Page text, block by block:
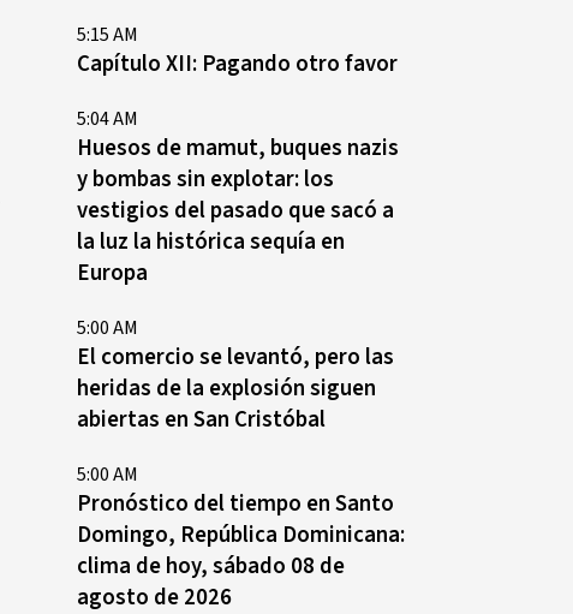
5:15 AM
Capítulo XII: Pagando otro favor
5:04 AM
Huesos de mamut, buques nazis
y bombas sin explotar: los
vestigios del pasado que sacó a
la luz la histórica sequía en
Europa
5:00 AM
El comercio se levantó, pero las
heridas de la explosión siguen
abiertas en San Cristóbal
5:00 AM
Pronóstico del tiempo en Santo
Domingo, República Dominicana:
clima de hoy, sábado 08 de
agosto de 2026